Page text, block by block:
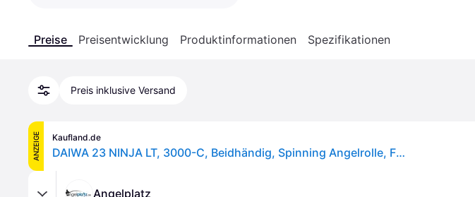
Preise Preisentwicklung Produktinformationen Spezifikationen
Preis inklusive Versand
ANZEIGE Kaufland.de
DAIWA 23 NINJA LT, 3000-C, Beidhändig, Spinning Angelrolle, Frontbremse, 10005-300
Angelplatz